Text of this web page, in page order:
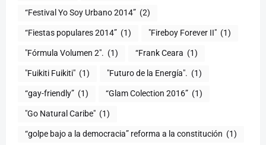
“Festival Yo Soy Urbano 2014” (2)
“Fiestas populares 2014” (1) "Fireboy Forever II" (1)
"Fórmula Volumen 2". (1) “Frank Ceara (1)
"Fuikiti Fuikiti" (1) "Futuro de la Energía". (1)
“gay-friendly” (1) “Glam Colection 2016” (1)
"Go Natural Caribe" (1)
“golpe bajo a la democracia” reforma a la constitución (1)